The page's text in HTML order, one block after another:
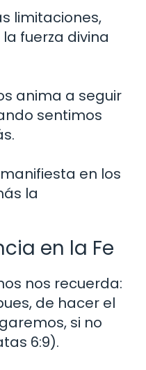
limitaciones,
fuerza divina
anima a seguir
sentimos
en los
la
en la Fe
nos recuerda:
de hacer el
si no
6:9).